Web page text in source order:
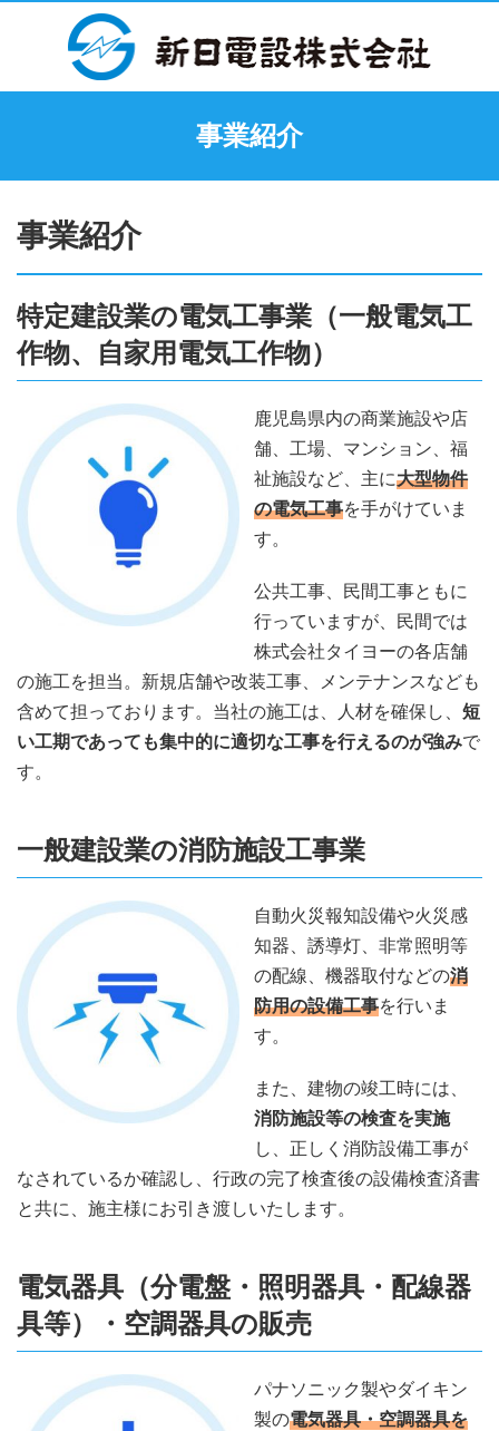
事業紹介
事業紹介
特定建設業の電気工事業（一般電気工
作物、自家用電気工作物）
鹿児島県内の商業施設や店
舗、工場、マンション、福
祉施設など、主に大型物件
の電気工事を手がけていま
す。
公共工事、民間工事ともに
行っていますが、民間では
株式会社タイヨーの各店舗
の施工を担当。新規店舗や改装工事、メンテナンスなども
含めて担っております。当社の施工は、人材を確保し、 短
い工期であっても集中的に適切な工事を行えるのが強みで
す。
一般建設業の消防施設工事業
自動火災報知設備や火災感
知器、誘導灯、非常照明等
の配線、機器取付などの消
防用の設備工事を行いま
す。
また、建物の竣工時には、
消防施設等の検査を実施
し、正しく消防設備工事が
なされているか確認し、行政の完了検査後の設備検査済書
と共に、施主様にお引き渡しいたします。
電気器具（分電盤・照明器具・配線器
具等）・空調器具の販売
パナソニック製やダイキン
製の電気器具・空調器具を